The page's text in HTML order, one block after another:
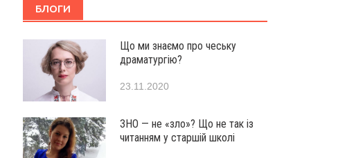
БЛОГИ
Що ми знаємо про чеську
драматургію?
23.11.2020
ЗНО — не «зло»? Що не так із
читанням у старшій школі